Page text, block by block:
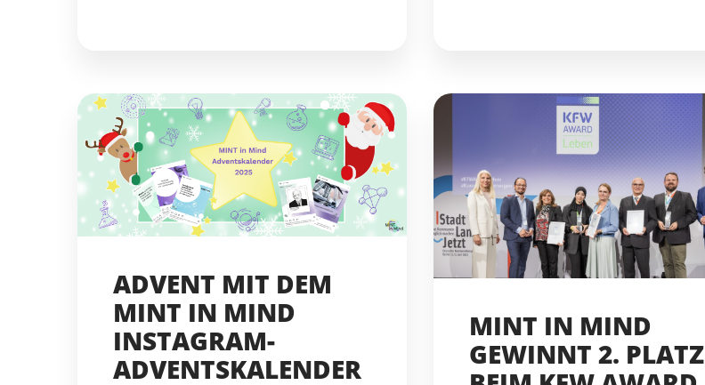
ADVENT MIT DEM
MINT IN MIND
INSTAGRAM-
ADVENTSKALENDER
MINT IN MIND
GEWINNT 2. PLATZ